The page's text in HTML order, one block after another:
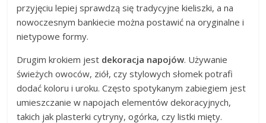
przyjęciu lepiej sprawdzą się tradycyjne kieliszki, a na
nowoczesnym bankiecie można postawić na oryginalne i
nietypowe formy.
Drugim krokiem jest dekoracja napojów. Używanie
świeżych owoców, ziół, czy stylowych słomek potrafi
dodać koloru i uroku. Często spotykanym zabiegiem jest
umieszczanie w napojach elementów dekoracyjnych,
takich jak plasterki cytryny, ogórka, czy listki mięty.